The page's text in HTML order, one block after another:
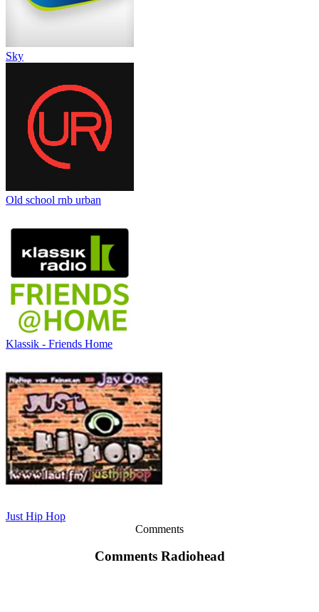
Sky
Old school rnb urban
Klassik - Friends Home
Just Hip Hop
Comments
Comments Radiohead